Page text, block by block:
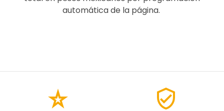
automática de la página.
star_rate verified_user